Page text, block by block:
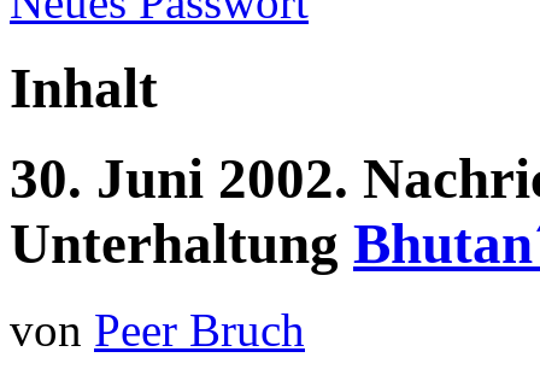
Inhalt
30. Juni 2002.
Unterhaltung
von Peer Bruch